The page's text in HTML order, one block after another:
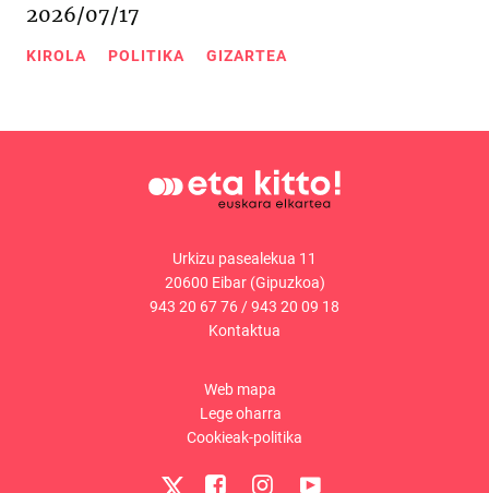
2026/07/17
KIROLA POLITIKA GIZARTEA
Urkizu pasealekua 11
20600 Eibar (Gipuzkoa)
943 20 67 76/943 20 09 18
Kontaktua
Web mapa
Lege oharra
Cookieak-politika